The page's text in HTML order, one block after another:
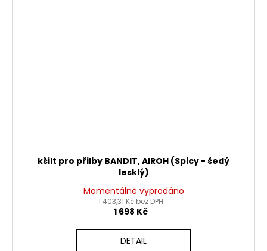
kšilt pro přilby BANDIT, AIROH (Spicy - šedý
lesklý)
Momentálně vyprodáno
1 403,31 Kč bez DPH
1 698 Kč
DETAIL